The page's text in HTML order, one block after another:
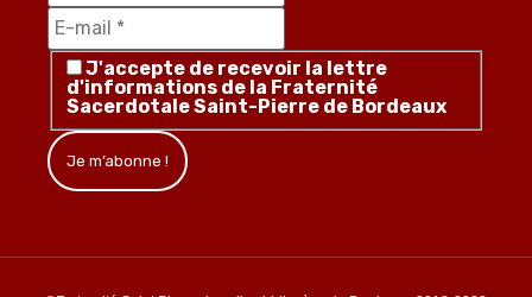
J'accepte de recevoir la lettre
d'informations de la Fraternité
Sacerdotale Saint-Pierre de Bordeaux